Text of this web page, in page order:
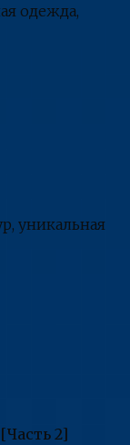
одежда,
уникальная
2]